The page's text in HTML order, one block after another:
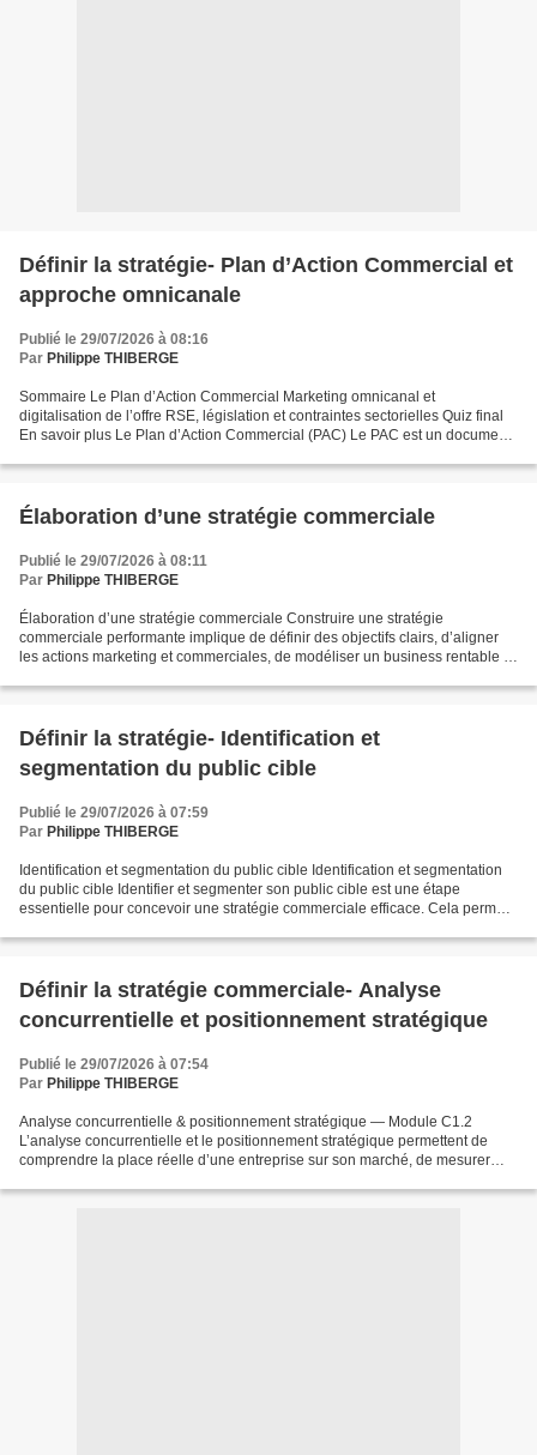
Définir la stratégie- Plan d’Action Commercial et
approche omnicanale
Publié le 29/07/2026 à 08:16
Par Philippe THIBERGE
Sommaire Le Plan d’Action Commercial Marketing omnicanal et
digitalisation de l’offre RSE, législation et contraintes sectorielles Quiz final
En savoir plus Le Plan d’Action Commercial (PAC) Le PAC est un document
Élaboration d’une stratégie commerciale
Publié le 29/07/2026 à 08:11
Par Philippe THIBERGE
Élaboration d’une stratégie commerciale Construire une stratégie
commerciale performante implique de définir des objectifs clairs, d’aligner
les actions marketing et commerciales, de modéliser un business rentable et
Définir la stratégie- Identification et
segmentation du public cible
Publié le 29/07/2026 à 07:59
Par Philippe THIBERGE
Identification et segmentation du public cible Identification et segmentation
du public cible Identifier et segmenter son public cible est une étape
essentielle pour concevoir une stratégie commerciale efficace. Cela permet
Définir la stratégie commerciale- Analyse
concurrentielle et positionnement stratégique
Publié le 29/07/2026 à 07:54
Par Philippe THIBERGE
Analyse concurrentielle & positionnement stratégique — Module C1.2
L’analyse concurrentielle et le positionnement stratégique permettent de
comprendre la place réelle d’une entreprise sur son marché, de mesurer